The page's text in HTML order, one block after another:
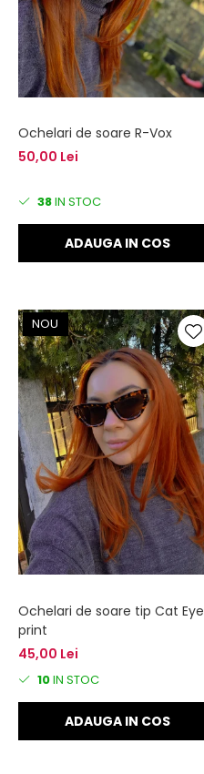
Ochelari de soare R-Vox
50,00 Lei
38IN STOC
ADAUGA IN COS
NOU
Ochelari de soare tip Cat Eye
print
45,00 Lei
10IN STOC
ADAUGA IN COS